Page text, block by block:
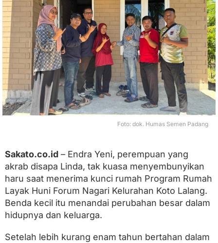
i
d
a
:
D
a
r
i
L
a
T
a
n
a
h
M
n
j
Foto: dok. Humas Semen Padang
Sakato.co.id – Endra Yeni, perempuan yang
akrab disapa Linda, tak kuasa menyembunyikan
haru saat menerima kunci rumah Program Rumah
Layak Huni Forum Nagari Kelurahan Koto Lalang.
Benda kecil itu menandai perubahan besar dalam
hidupnya dan keluarga.
Setelah lebih kurang enam tahun bertahan dalam